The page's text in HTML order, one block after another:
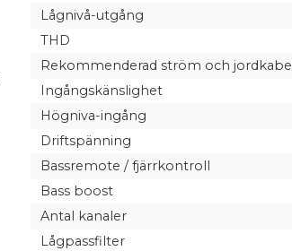
Lågnivå-utgång
THD
Rekommenderad ström och jordkabel
Ingångskänslighet
Högniva-ingång
Driftspänning
Bassremote / fjärrkontroll
Bass boost
Antal kanaler
Lågpassfilter